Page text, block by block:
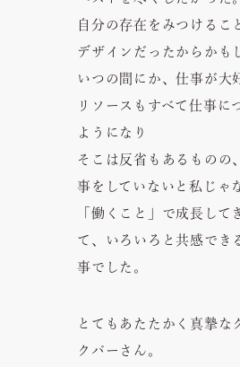
自分の存在をみつけるこ
デザインだったからかも
いつの間にか、仕事が大
リソースもすべて仕事に
ようになり
そこは反省もあるものの
事をしていないと私じゃ
「働くこと」で成長して
て、いろいろと共感でき
事でした。
とてもあたたかく真摯な
クパーさん。